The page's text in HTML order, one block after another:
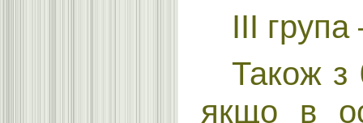
ІІІ
Також з
якщо в